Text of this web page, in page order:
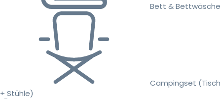
Bett & Bettwäsche
Campingset (Tisch
+ Stühle)